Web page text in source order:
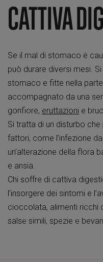
CATTIVA
Se il mal di stomaco è
può durare diversi mesi.
stomaco e fitte nella
accompagnato da una
gonfiore, eruttazioni e
Si tratta di un disturbo
fattori, come l’infezione
un’alterazione della flora
e ansia.
Chi soffre di cattiva
l’insorgere dei sintomi e
cioccolata, alimenti ricchi
salse simili, spezie e